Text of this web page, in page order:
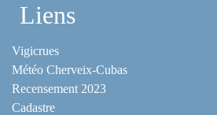
Liens
Vigicrues
Météo Cherveix-Cubas
Recensement 2023
Cadastre